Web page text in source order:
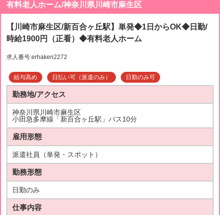
有料老人ホーム/神奈川県川崎市麻生区
【川崎市麻生区/新百合ヶ丘駅】単発◆1日からOK◆日勤/
時給1900円（正看）◆有料老人ホーム
求人番号:erhaken2272
給与高め 日払い可（派遣のみ） 日勤のみ可
勤務地/アクセス
神奈川県川崎市麻生区
小田急多摩線「新百合ヶ丘駅」バス10分
雇用形態
派遣社員（単発・スポット）
勤務形態
日勤のみ
仕事内容